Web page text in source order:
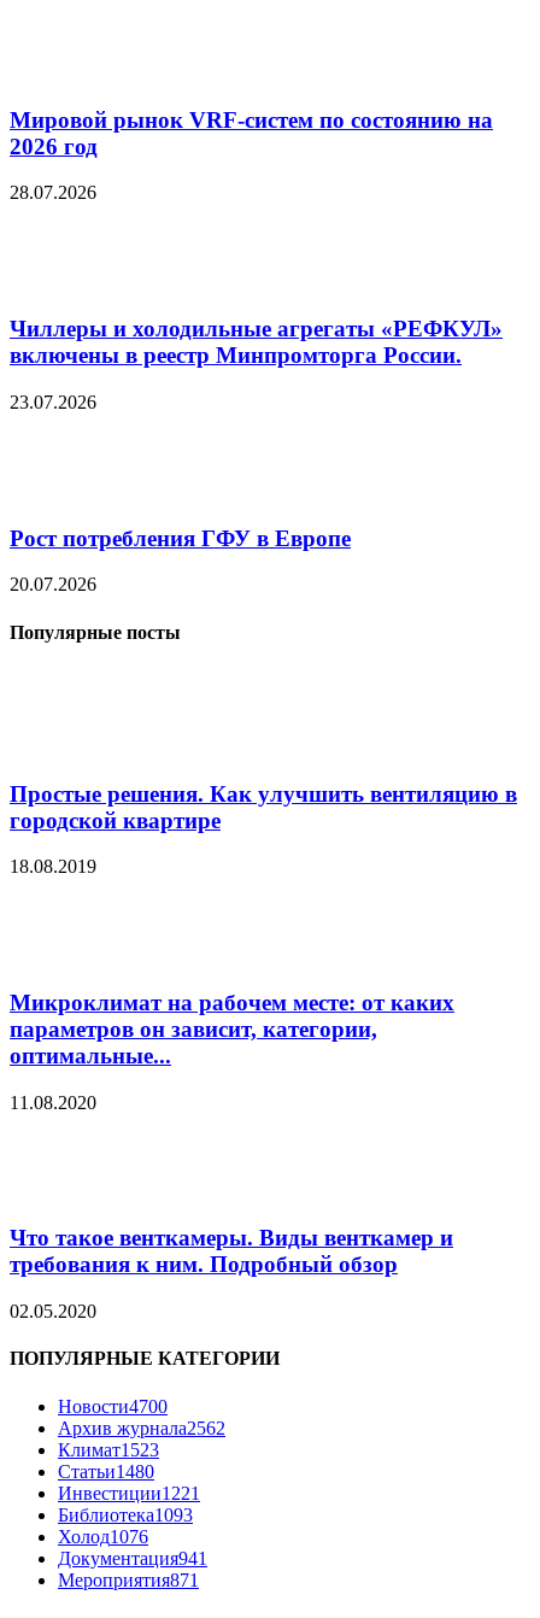
Мировой рынок VRF-систем по состоянию на
2026 год
28.07.2026
Чиллеры и холодильные агрегаты «РЕФКУЛ»
включены в реестр Минпромторга России.
23.07.2026
Рост потребления ГФУ в Европе
20.07.2026
Популярные посты
Простые решения. Как улучшить вентиляцию в
городской квартире
18.08.2019
Микроклимат на рабочем месте: от каких
параметров он зависит, категории,
оптимальные...
11.08.2020
Что такое венткамеры. Виды венткамер и
требования к ним. Подробный обзор
02.05.2020
ПОПУЛЯРНЫЕ КАТЕГОРИИ
Новости4700
Архив журнала2562
Климат1523
Статьи1480
Инвестиции1221
Библиотека1093
Холод1076
Документация941
Мероприятия871